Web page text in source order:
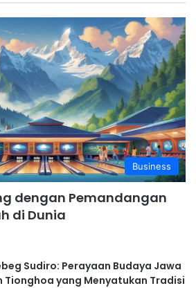
Business
dengan Pemandangan
di Dunia
Sudiro: Perayaan Budaya Jawa
Tionghoa yang Menyatukan Tradisi